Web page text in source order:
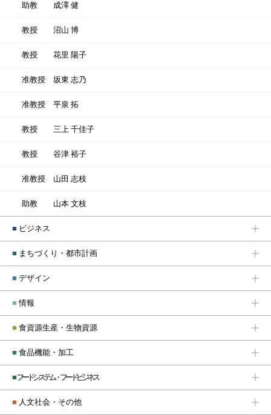
助教 成澤 健
教授 沼山 博
教授 花里 陽子
准教授 坂東 志乃
准教授 平泉 拓
教授 三上 千佳子
教授 谷津 裕子
准教授 山田 志枝
助教 山本 文枝
■ ビジネス
■ まちづくり・都市計画
■ デザイン
■ 情報
■ 食資源生産・生物資源
■ 食品機能・加工
■フードシステム・フードビジネス
■ 人文社会・その他